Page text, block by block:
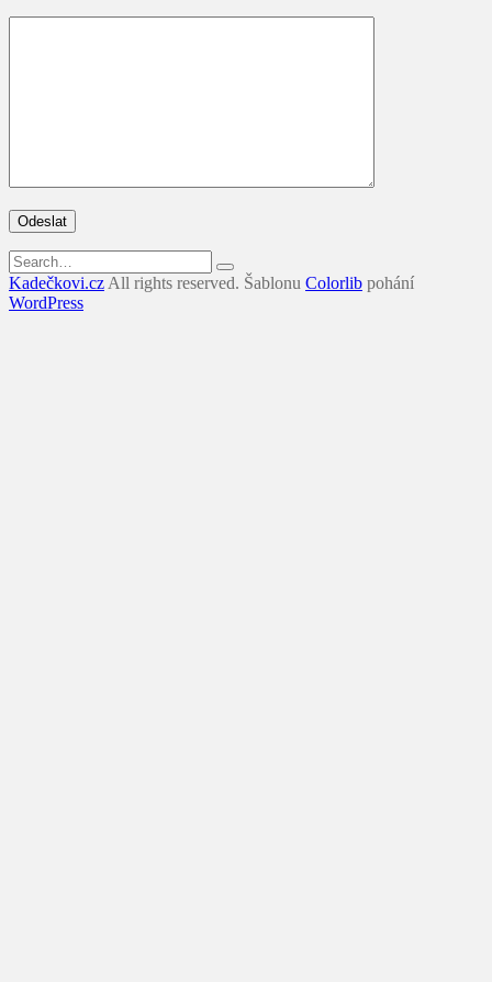
Search
for:
Kadečkovi.cz All rights reserved. Šablonu Colorlib pohání
WordPress